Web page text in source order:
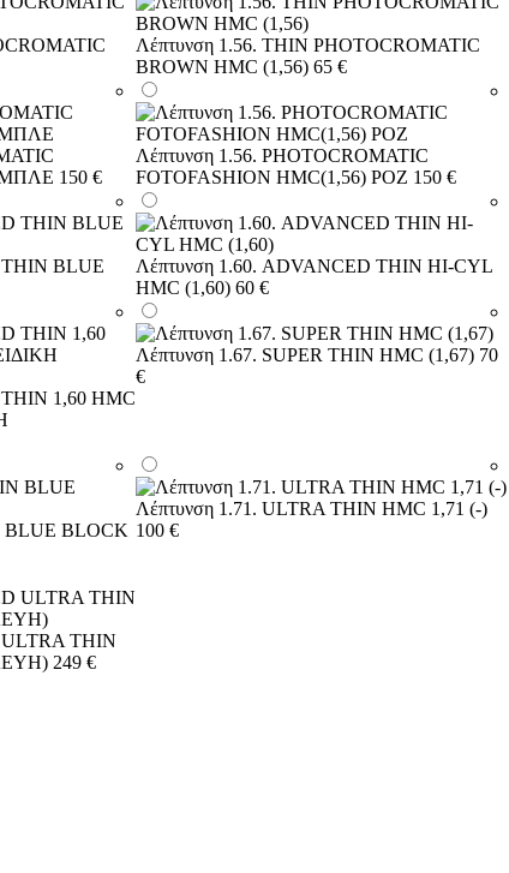
Λέπτυνση 1.56. THIN PHOTOCROMATIC
BROWN HMC (1,56) 65 €
ΜΠΛΕ 150 €
Λέπτυνση 1.56. PHOTOCROMATIC
FOTOFASHION HMC(1,56) ΡΟΖ 150 €
THIN BLUE
Λέπτυνση 1.60. ADVANCED THIN HI-CYL
HMC (1,60) 60 €
1,60 HMC
Λέπτυνση 1.67. SUPER THIN HMC (1,67) 70
€
BLUE BLOCK
Λέπτυνση 1.71. ULTRA THIN HMC 1,71 (-)
100 €
THIN
249 €